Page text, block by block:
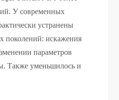
У современных
устранены
поколений: искажения
параметров
Также уменьшилось и